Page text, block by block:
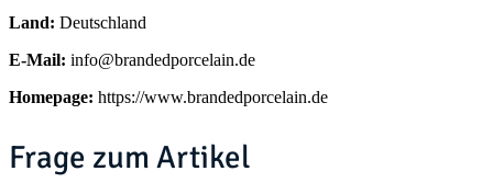
Land: Deutschland
E-Mail: info@brandedporcelain.de
Homepage: https://www.brandedporcelain.de
Frage zum Artikel